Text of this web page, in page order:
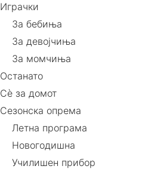
Играчки
За бебиња
За девојчиња
За момчиња
Останато
Сè за домот
Сезонска опрема
Летна програма
Новогодишна
Училишен прибор